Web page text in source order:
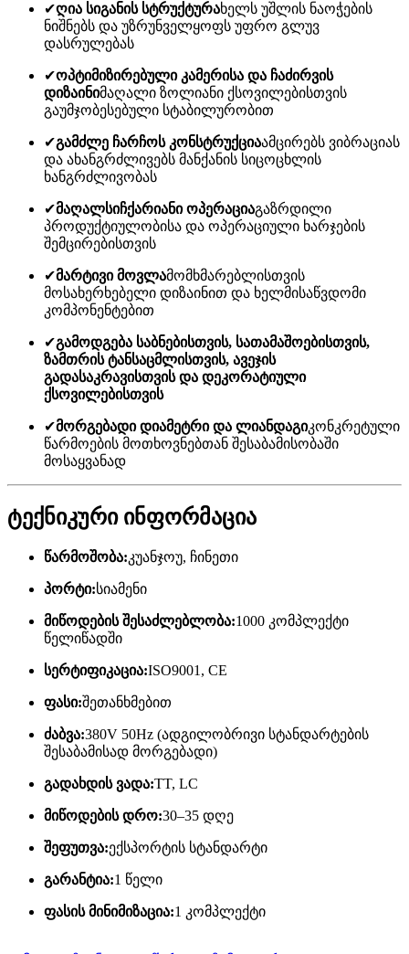
✔ღია სიგანის სტრუქტურახელს უშლის ნაოჭების
ნიშნებს და უზრუნველყოფს უფრო გლუვ
დასრულებას
✔ოპტიმიზირებული კამერისა და ჩაძირვის
დიზაინიმაღალი ზოლიანი ქსოვილებისთვის
გაუმჯობესებული სტაბილურობით
✔გამძლე ჩარჩოს კონსტრუქციაამცირებს ვიბრაციას
და ახანგრძლივებს მანქანის სიცოცხლის
ხანგრძლივობას
✔მაღალსიჩქარიანი ოპერაციაგაზრდილი
პროდუქტიულობისა და ოპერაციული ხარჯების
შემცირებისთვის
✔მარტივი მოვლამომხმარებლისთვის
მოსახერხებელი დიზაინით და ხელმისაწვდომი
კომპონენტებით
✔გამოდგება საბნებისთვის, სათამაშოებისთვის,
ზამთრის ტანსაცმლისთვის, ავეჯის
გადასაკრავისთვის და დეკორატიული
ქსოვილებისთვის
✔მორგებადი დიამეტრი და ლიანდაგიკონკრეტული
წარმოების მოთხოვნებთან შესაბამისობაში
მოსაყვანად
ტექნიკური ინფორმაცია
წარმოშობა:კუანჯოუ, ჩინეთი
პორტი:სიამენი
მიწოდების შესაძლებლობა:1000 კომპლექტი
წელიწადში
სერტიფიკაცია:ISO9001, CE
ფასი:შეთანხმებით
ძაბვა:380V 50Hz (ადგილობრივი სტანდარტების
შესაბამისად მორგებადი)
გადახდის ვადა:TT, LC
მიწოდების დრო:30–35 დღე
შეფუთვა:ექსპორტის სტანდარტი
გარანტია:1 წელი
ფასის მინიმიზაცია:1 კომპლექტი